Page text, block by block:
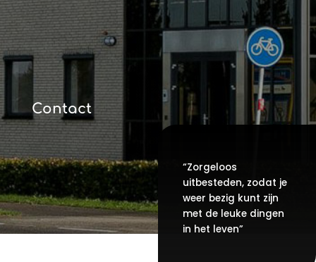
Contact
“Zorgeloos
uitbesteden, zodat je
weer bezig kunt zijn
met de leuke dingen
in het leven”